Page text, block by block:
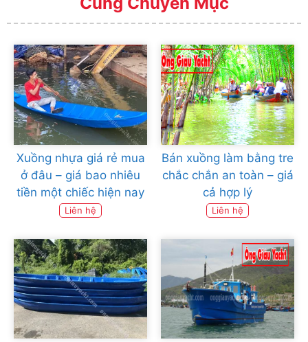
Xuồng nhựa giá rẻ mua
ở đâu – giá bao nhiêu
tiền một chiếc hiện nay
Liên hệ
Bán xuồng làm bằng tre
chắc chắn an toàn – giá
cả hợp lý
Liên hệ